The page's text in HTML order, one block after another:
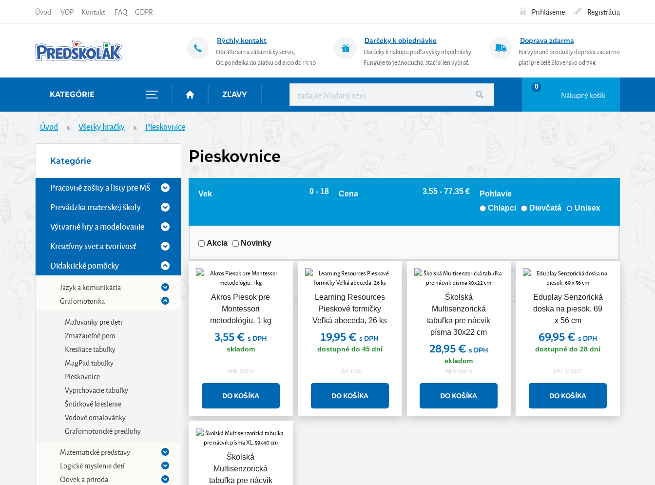
Úvod VOP Kontakt FAQ GDPR Prihlásenie Registrácia
Rýchly kontakt
Obráťte sa na zákaznícky servis,
Od pondelka do piatku od 8:00 do 15:30
Darčeky k objednávke
Darčeky k nákupu podľa výšky objednávky.
Funguje to jednoducho, stačí si len vybrať.
Doprava zdarma
Na vybrané produkty doprava zadarmo
platí pre celé Slovensko od 79€
KATEGÓRIE ZĽAVY
0
Nákupný košík
Úvod Všetky hračky Pieskovnice
Kategórie
Pracovné zošity a listy pre MŠ
Prevádzka materskej školy
Výtvarné hry a modelovanie
Kreatívny svet a tvorivosť
Didaktické pomôcky
Jazyk a komunikácia
Grafomotorika
Maľovanky pre deti
Zmazateľné pero
Kresliace tabuľky
MagPad tabuľky
Pieskovnice
Vypichovacie tabuľky
Šnúrkové kreslenie
Vodové omalovánky
Grafomotorické predlohy
Matematické predstavy
Logické myslenie detí
Človek a príroda
Pieskovnice
Vek 0 - 18 Cena 3.55 - 77.35 €
Pohlavie
Chlapci
Dievčatá Unisex
Akcia Novinky
Akros Piesok pre
Montessori
metodológiu, 1 kg
3,55 € s DPH
skladom
AKR.70021
Learning Resources
Pieskové formičky
Veľká abeceda, 26 ks
19,95 €s DPH
dostupné do 45 dní
LRS.1450
Školská
Multisenzorická
tabuľka pre nácvik
písma 30x22 cm
28,95 € s DPH
skladom
AKR.20616
Eduplay Senzorická
doska na piesok, 69
x 56 cm
69,95 € s DPH
dostupné do 28 dní
EPL.110327
Školská
Multisenzorická
tabuľka pre nácvik